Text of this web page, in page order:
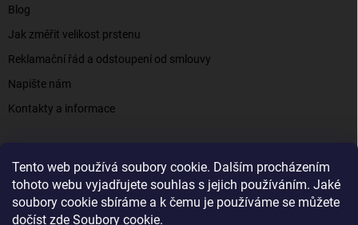
Tento web používá soubory cookie. Dalším procházením
tohoto webu vyjadřujete souhlas s jejich používáním. Jaké
soubory cookie sbíráme a k čemu je používáme se můžete
dočíst zde Soubory cookie.
Blog
Jak změřit velikost prstenu
Reklamační řád a odstoupení od smlouvy
Napište nám
Kontakty a informace
Elenys.cz - šperky, kterým věříte už od roku 2016